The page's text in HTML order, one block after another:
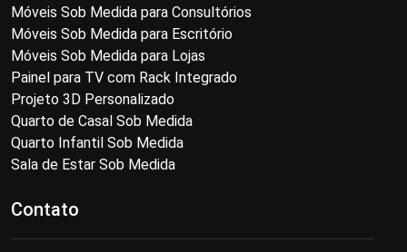
Móveis Sob Medida para Consultórios
Móveis Sob Medida para Escritório
Móveis Sob Medida para Lojas
Painel para TV com Rack Integrado
Projeto 3D Personalizado
Quarto de Casal Sob Medida
Quarto Infantil Sob Medida
Sala de Estar Sob Medida
Contato